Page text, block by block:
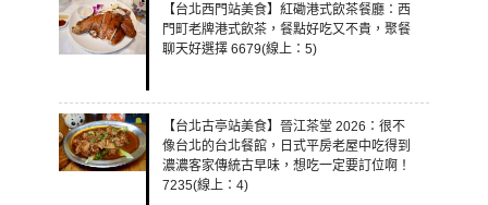
【台北西門站美食】紅磡港式飲茶餐廳：西
門町老牌港式飲茶，餐點好吃又不貴，聚餐
聊天好選擇 6679(線上：5)
【台北古亭站美食】晉江茶堂 2026：很不
像台北的台北餐館，日式平房老屋中吃得到
濃濃客家傳統古早味，想吃一定要訂位啊！
7235(線上：4)